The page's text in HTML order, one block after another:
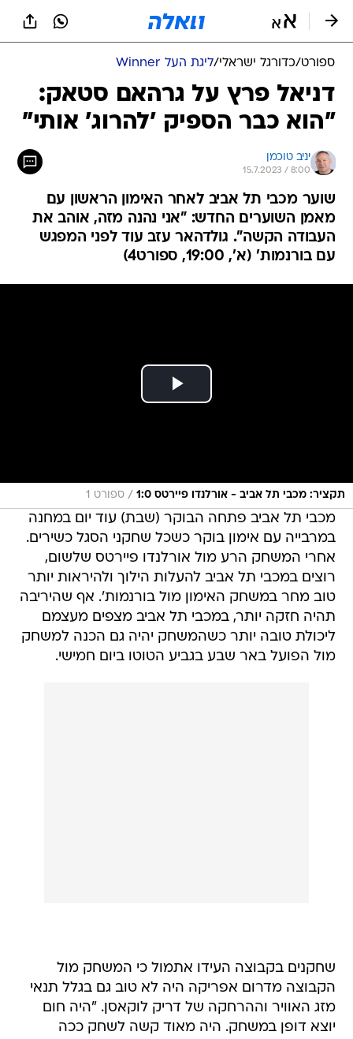
ספורט/כדורגל ישראלי/ליגת העל Winner
דניאל פרץ על גרהאם סטאק:
"הוא כבר הספיק 'להרוג' אותי"
יניב טוכמן
15.7.2023 / 8:00
שוער מכבי תל אביב לאחר האימון הראשון עם
מאמן השוערים החדש: "אני נהנה מזה, אוהב את
העבודה הקשה". גולדהאר עזב עוד לפני המפגש
עם בורנמות' (א', 19:00, ספורט4)
תקציר: מכבי תל אביב - אורלנדו פיירטס 1:0 / ספורט 1
מכבי תל אביב פתחה הבוקר (שבת) עוד יום במחנה
במרבייה עם אימון בוקר כשכל שחקני הסגל כשירים.
אחרי המשחק הרע מול אורלנדו פיירטס שלשום,
רוצים במכבי תל אביב להעלות הילוך ולהיראות יותר
טוב מחר במשחק האימון מול בורנמות'. אף שהיריבה
תהיה חזקה יותר, במכבי תל אביב מצפים מעצמם
ליכולת טובה יותר כשהמשחק יהיה גם הכנה למשחק
מול הפועל באר שבע בגביע הטוטו ביום חמישי.
שחקנים בקבוצה העידו אתמול כי המשחק מול
הקבוצה מדרום אפריקה היה לא טוב גם בגלל תנאי
מזג האוויר וההרחקה של דריק לוקאסן. "היה חום
יוצא דופן במשחק. היה מאוד קשה לשחק ככה